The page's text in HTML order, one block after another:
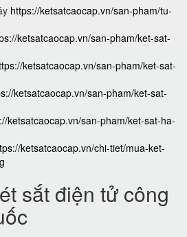
https://ketsatcaocap.vn/san-pham/tu-
ketsatcaocap.vn/san-pham/ket-sat-
ketsatcaocap.vn/san-pham/ket-sat-
ketsatcaocap.vn/san-pham/ket-sat-
ketsatcaocap.vn/san-pham/ket-sat-ha-
ketsatcaocap.vn/chi-tiet/mua-ket-
sắt điện tử công